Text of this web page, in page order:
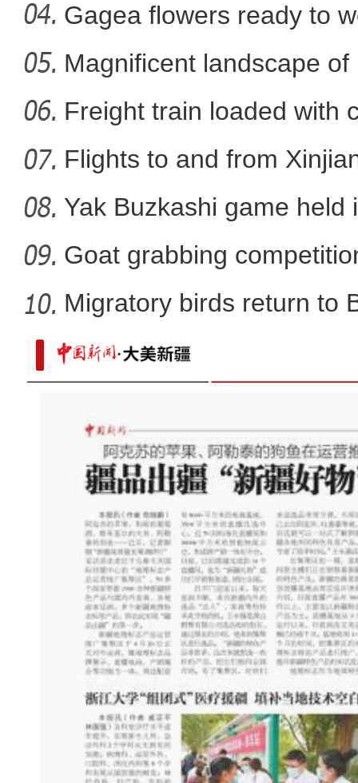
新疆首次发现彩鹮
Xi
Gagea flowers ready to
Nal
Magnificent landscape
La
Freight train loaded with
Flights to and from
Yak Buzkashi game held
Goat grabbing
Migratory birds return to